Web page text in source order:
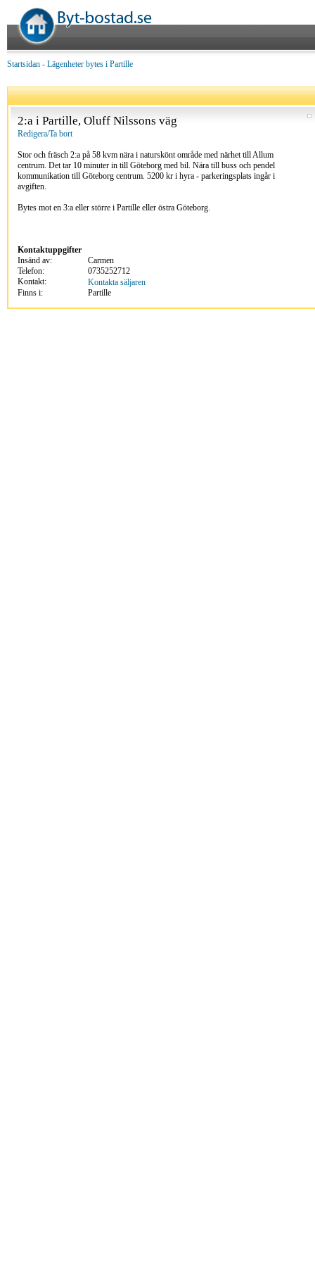
Startsidan - Lägenheter bytes i Partille
2:a i Partille, Oluff Nilssons väg
Redigera/Ta bort
Stor och fräsch 2:a på 58 kvm nära i naturskönt område med närhet till Allum
centrum. Det tar 10 minuter in till Göteborg med bil. Nära till buss och pendel
kommunikation till Göteborg centrum. 5200 kr i hyra - parkeringsplats ingår i
avgiften.
Bytes mot en 3:a eller större i Partille eller östra Göteborg.
Kontaktuppgifter
Insänd av:
Carmen
Telefon:
0735252712
Kontakt:
Kontakta säljaren
Finns i:
Partille